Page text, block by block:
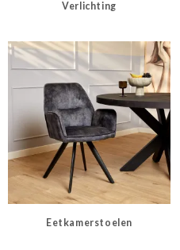
Verlichting
Eetkamerstoelen